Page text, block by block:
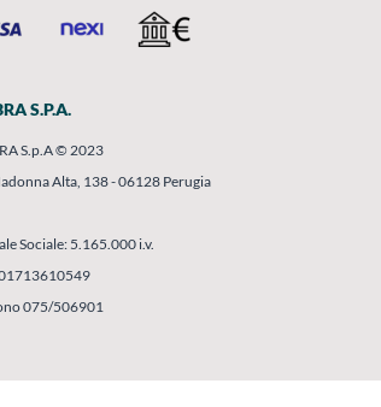
S.P.A.
S.p.A © 2023
Alta, 138 - 06128 Perugia
Sociale: 5.165.000 i.v.
075/506901